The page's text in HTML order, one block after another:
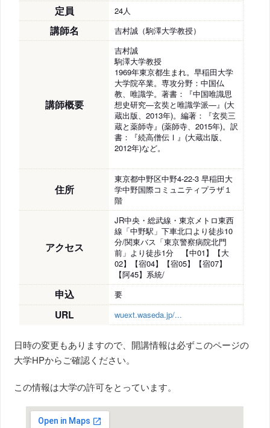
定員 24人
講師名 吉村誠（駒澤大学教授）
講師概要
吉村誠
駒澤大学教授
1969年東京都生まれ。早稲田大学
大学院卒業。専攻分野：中国仏
教、唯識学。著書：『中国唯識思
想史研究―玄奘と唯識学派―』(大
蔵出版、2013年)。編著：『玄奘三
蔵と薬師寺』(薬師寺、2015年)。訳
書：『続高僧伝Ⅰ』(大蔵出版、
2012年)など。
住所
東京都中野区中野4-22-3 早稲田大
学中野国際コミュニティプラザ１
階
アクセス
JR中央・総武線・東京メトロ東西
線「中野駅」下車北口より徒歩10
分/関東バス「東京警察病院北門
前」より徒歩1分 【中01】【大
02】【宿04】【宿05】【宿07】
【阿45】系統/
申込 要
URL wuext.waseda.jp/...
日時の変更もありますので、開講情報は必ずこのページの
大学HPからご確認ください。
この情報は大学の許可をとっています。